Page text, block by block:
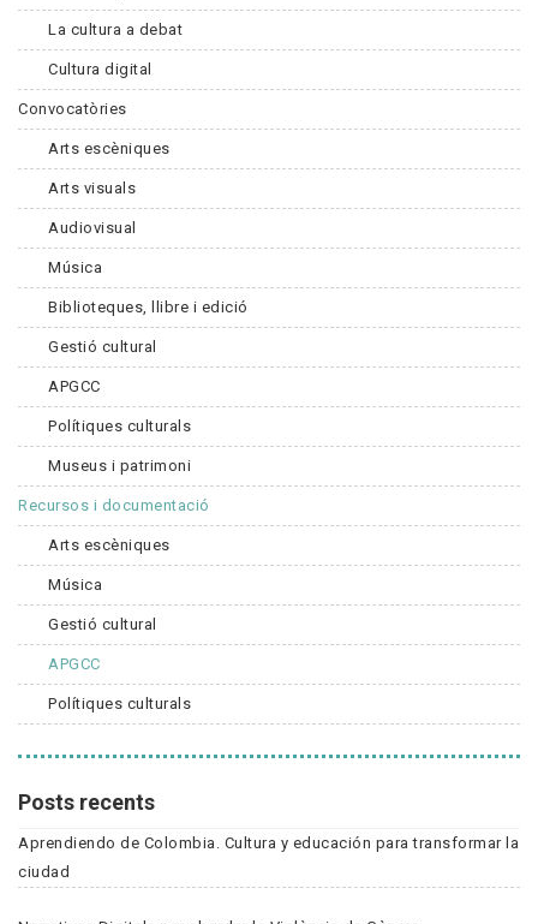
La cultura a debat
Cultura digital
Convocatòries
Arts escèniques
Arts visuals
Audiovisual
Música
Biblioteques, llibre i edició
Gestió cultural
APGCC
Polítiques culturals
Museus i patrimoni
Recursos i documentació
Arts escèniques
Música
Gestió cultural
APGCC
Polítiques culturals
Posts recents
Aprendiendo de Colombia. Cultura y educación para transformar la
ciudad